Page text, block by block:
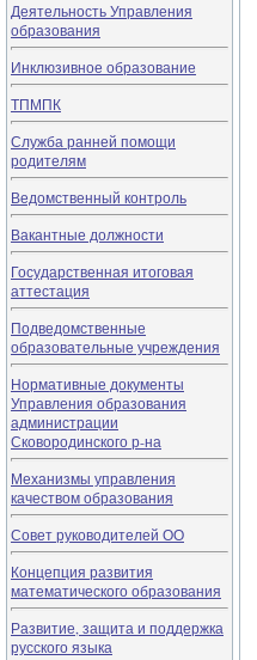
Деятельность Управления
образования
Инклюзивное образование
ТПМПК
Служба ранней помощи
родителям
Ведомственный контроль
Вакантные должности
Государственная итоговая
аттестация
Подведомственные
образовательные учреждения
Нормативные документы
Управления образования
администрации
Сковородинского р-на
Механизмы управления
качеством образования
Совет руководителей ОО
Концепция развития
математического образования
Развитие, защита и поддержка
русского языка